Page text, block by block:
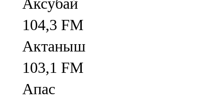
104,3 FM
Актаныш
103,1 FM
Апас